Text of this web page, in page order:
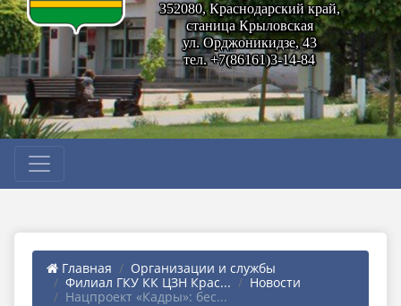
352080, Краснодарский край,
станица Крыловская
ул. Орджоникидзе, 43
тел. +7(86161)3-14-84
Главная
Организации и службы
Филиал ГКУ КК ЦЗН Крас...
Новости
Нацпроект «Кадры»: бес...